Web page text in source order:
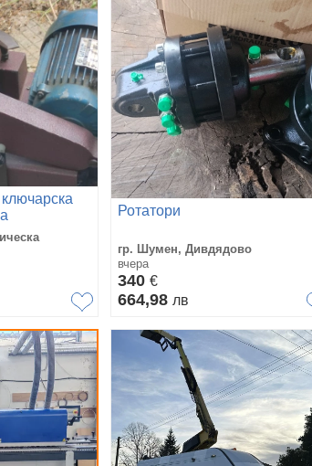
Ротатори
гр. Шумен, Дивдядово
вчера
340 €
664,98 лв